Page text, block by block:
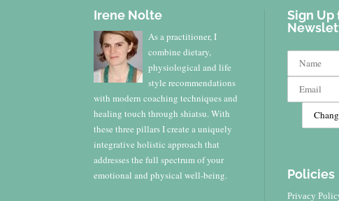
Irene Nolte
As a practitioner, I
combine dietary,
physiological and life
style recommendations
with modern coaching techniques and
healing touch through shiatsu. With
these three pillars I create a uniquely
integrative holistic approach that
addresses the full spectrum of your
emotional and physical well-being.
Sign Up
Policies
Privacy